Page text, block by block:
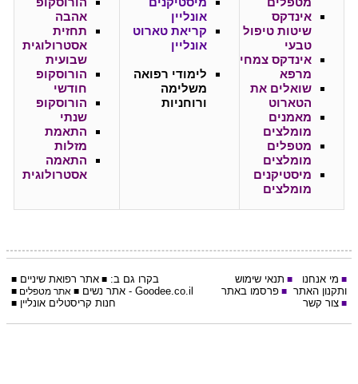
מטפלים
אינדקס
שיטות טיפול
טבעי
אינדקס צמחי
מרפא
שואלים את
הטארוט
מאמנים
מומלצים
מטפלים
מומלצים
מיסטיקנים
מומלצים
מיסטיקנים
אונליין
קריאת טארוט
אונליין
לימודי רפואה
משלימה
ורוחניות
הורוסקופ
אהבה
תחזית
אסטרולוגית
שבועית
הורוסקופ
חודשי
הורוסקופ
שנתי
התאמת
מזלות
התאמה
אסטרולוגית
■ מי אנחנו ■ תנאי שימוש
ותקנון האתר ■ פרסמו באתר
■ צור קשר
בקרו גם ב: ■ אתר רפואת שיניים ■
Goodee.co.il - אתר נשים ■ אתר מטפלים ■
חנות קריסטלים אונליין ■